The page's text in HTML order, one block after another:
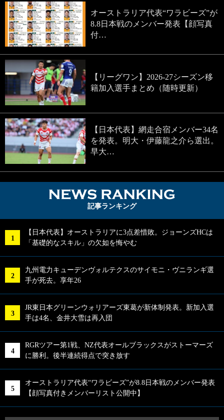
オーストラリア代表“ワラビーズ”が
8.8日本戦のメンバー発表【顔写真
付…
【リーグワン】2026-27シーズン移
籍加入選手まとめ（随時更新）
【日本代表】網走合宿メンバー34名
を発表。明大・伊藤龍之介ら選出。
早大…
記事ランキング
【日本代表】オーストラリアに3点差惜敗。ジョーンズHCは
「基礎的なスキル」の欠如を悔やむ
九州電力キューデンヴォルテクスのサイモニ・ヴニランギ選
手が死去。享年26
JR東日本グリーンウォリアーズ東葛が新体制発表。新加入選
手は4名、金井大雪は再入団
RGRツアー第1戦、NZ代表オールブラックスがストーマーズ
に勝利。後半連続得点で突き放す
オーストラリア代表“ワラビーズ”が8.8日本戦のメンバー発表
【顔写真付きメンバーリスト公開中】